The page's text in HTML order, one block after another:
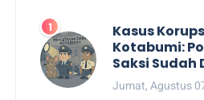
Kasus
Kotabumi:
Saksi Sudah
Jumat, Agustus